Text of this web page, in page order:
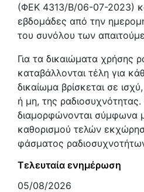
(ΦΕΚ 4313/Β/06-07-2023)
εβδομάδες από την
του συνόλου των
Για τα δικαιώματα χρήσης
καταβάλλονται τέλη για
δικαίωμα βρίσκεται σε
ή μη, της
διαμορφώνονται σύμφωνα
καθορισμού τελών
φάσματος
Τελευταία ενημέρωση
05/08/2026